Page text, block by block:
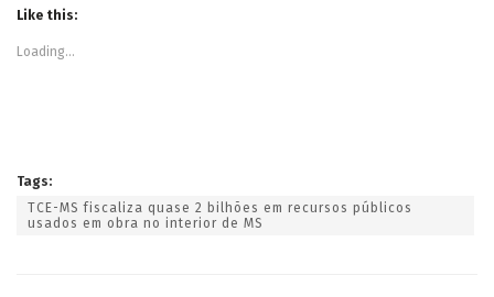
Like this:
Loading...
Tags:
TCE-MS fiscaliza quase 2 bilhões em recursos públicos
usados em obra no interior de MS